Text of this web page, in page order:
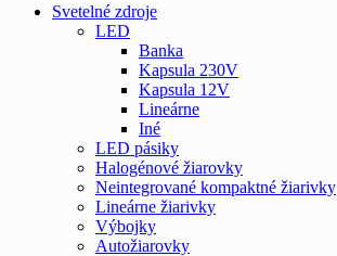
Svetelné zdroje
LED
Banka
Kapsula 230V
Kapsula 12V
Lineárne
Iné
LED pásiky
Halogénové žiarovky
Neintegrované kompaktné žiarivky
Lineárne žiarivky
Výbojky
Autožiarovky